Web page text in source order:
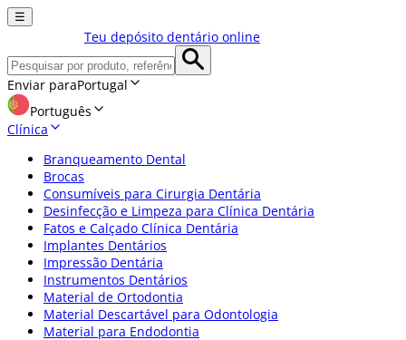
☰
Teu depósito dentário online
Enviar paraPortugal
Português
Clínica
Branqueamento Dental
Brocas
Consumíveis para Cirurgia Dentária
Desinfecção e Limpeza para Clínica Dentária
Fatos e Calçado Clínica Dentária
Implantes Dentários
Impressão Dentária
Instrumentos Dentários
Material de Ortodontia
Material Descartável para Odontologia
Material para Endodontia